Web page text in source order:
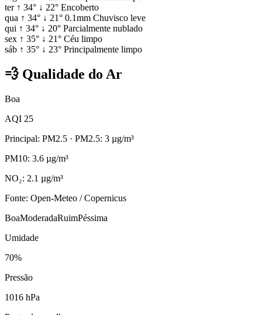
ter ↑ 34° ↓ 22° Encoberto
qua ↑ 34° ↓ 21° 0.1mm Chuvisco leve
qui ↑ 34° ↓ 20° Parcialmente nublado
sex ↑ 35° ↓ 21° Céu limpo
sáb ↑ 35° ↓ 23° Principalmente limpo
💨 Qualidade do Ar
Boa
AQI 25
Principal: PM2.5 · PM2.5: 3 µg/m³
PM10: 3.6 µg/m³
NO₂: 2.1 µg/m³
Fonte: Open-Meteo / Copernicus
BoaModeradaRuimPéssima
Umidade
70%
Pressão
1016 hPa